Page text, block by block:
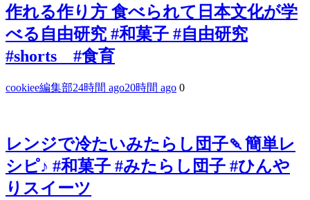
作れる作り方 食べられて日本文化が学
べる自由研究 #和菓子 #自由研究
#shorts #食育
cookiee編集部24時間 ago20時間 ago 0
レンジで冷たいみたらし団子🍡簡単レ
シピ♪ #和菓子 #みたらし団子 #ひんや
りスイーツ